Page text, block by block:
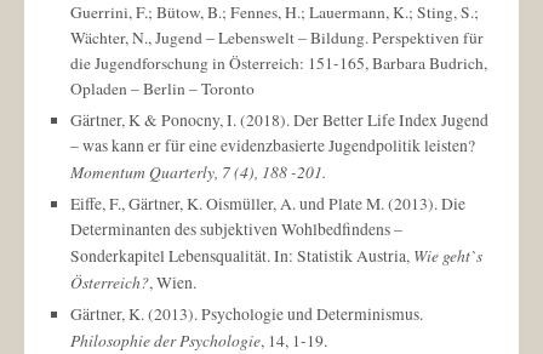
Guerrini, F.; Bütow, B.; Fennes, H.; Lauermann, K.; Sting, S.;
Wächter, N., Jugend – Lebenswelt – Bildung. Perspektiven für
die Jugendforschung in Österreich: 151-165, Barbara Budrich,
Opladen – Berlin – Toronto
Gärtner, K & Ponocny, I. (2018). Der Better Life Index Jugend
– was kann er für eine evidenzbasierte Jugendpolitik leisten?
Momentum Quarterly, 7 (4), 188 -201.
Eiffe, F., Gärtner, K. Oismüller, A. und Plate M. (2013). Die
Determinanten des subjektiven Wohlbedfindens –
Sonderkapitel Lebensqualität. In: Statistik Austria, Wie geht`s
Österreich?, Wien.
Gärtner, K. (2013). Psychologie und Determinismus.
Philosophie der Psychologie, 14, 1-19.